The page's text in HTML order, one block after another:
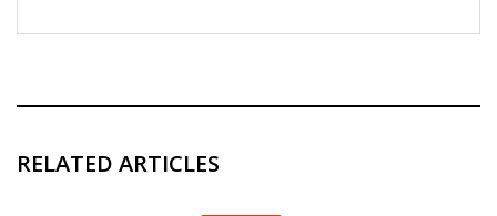
RELATED ARTICLES